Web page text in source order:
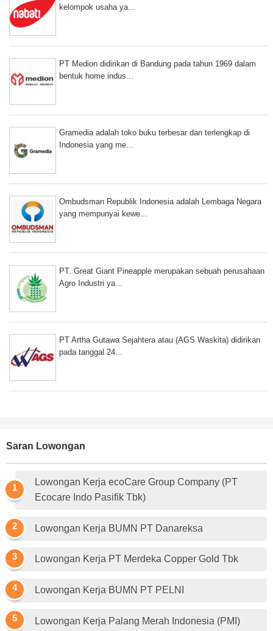
kelompok usaha ya...
PT Medion didirikan di Bandung pada tahun 1969 dalam
bentuk home indus...
Gramedia adalah toko buku terbesar dan terlengkap di
Indonesia yang me...
Ombudsman Republik Indonesia adalah Lembaga Negara
yang mempunyai kewe...
PT. Great Giant Pineapple merupakan sebuah perusahaan
Agro Industri ya...
PT Artha Gutawa Sejahtera atau (AGS Waskita) didirikan
pada tanggal 24...
Saran Lowongan
Lowongan Kerja ecoCare Group Company (PT
Ecocare Indo Pasifik Tbk)
Lowongan Kerja BUMN PT Danareksa
Lowongan Kerja PT Merdeka Copper Gold Tbk
Lowongan Kerja BUMN PT PELNI
Lowongan Kerja Palang Merah Indonesia (PMI)